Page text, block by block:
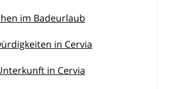
im Badeurlaub
in Cervia
in Cervia